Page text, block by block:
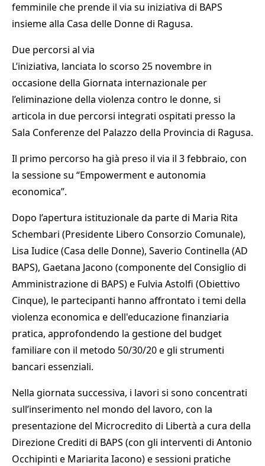
femminile che prende il via su iniziativa di BAPS
insieme alla Casa delle Donne di Ragusa.
Due percorsi al via
L’iniziativa, lanciata lo scorso 25 novembre in
occasione della Giornata internazionale per
l’eliminazione della violenza contro le donne, si
articola in due percorsi integrati ospitati presso la
Sala Conferenze del Palazzo della Provincia di Ragusa.
Il primo percorso ha già preso il via il 3 febbraio, con
la sessione su “Empowerment e autonomia
economica”.
Dopo l’apertura istituzionale da parte di Maria Rita
Schembari (Presidente Libero Consorzio Comunale),
Lisa Iudice (Casa delle Donne), Saverio Continella (AD
BAPS), Gaetana Jacono (componente del Consiglio di
Amministrazione di BAPS) e Fulvia Astolfi (Obiettivo
Cinque), le partecipanti hanno affrontato i temi della
violenza economica e dell'educazione finanziaria
pratica, approfondendo la gestione del budget
familiare con il metodo 50/30/20 e gli strumenti
bancari essenziali.
Nella giornata successiva, i lavori si sono concentrati
sull’inserimento nel mondo del lavoro, con la
presentazione del Microcredito di Libertà a cura della
Direzione Crediti di BAPS (con gli interventi di Antonio
Occhipinti e Mariarita Iacono) e sessioni pratiche